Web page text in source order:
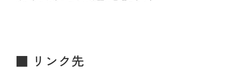
■ リンク先